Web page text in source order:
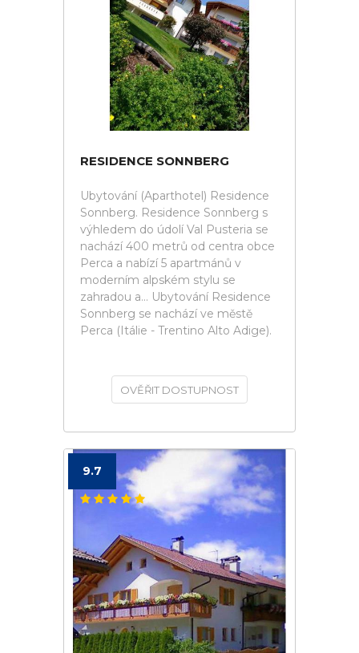
RESIDENCE SONNBERG
Ubytování (Aparthotel) Residence
Sonnberg. Residence Sonnberg s
výhledem do údolí Val Pusteria se
nachází 400 metrů od centra obce
Perca a nabízí 5 apartmánů v
moderním alpském stylu se
zahradou a... Ubytování Residence
Sonnberg se nachází ve městě
Perca (Itálie - Trentino Alto Adige).
OVĚŘIT DOSTUPNOST
9.7